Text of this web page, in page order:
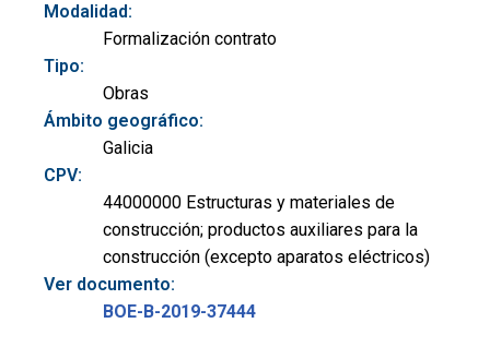
Modalidad:
Formalización contrato
Tipo:
Obras
Ámbito geográfico:
Galicia
CPV:
44000000 Estructuras y materiales de
construcción; productos auxiliares para la
construcción (excepto aparatos eléctricos)
Ver documento:
BOE-B-2019-37444